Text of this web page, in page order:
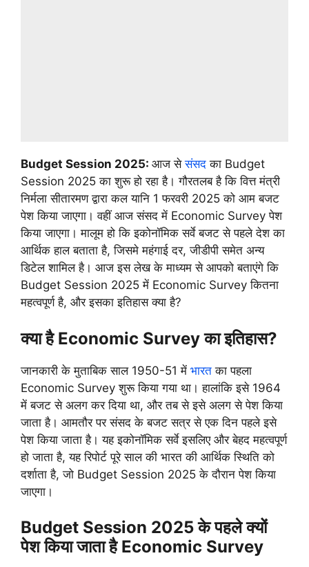
Budget Session 2025: आज सेसंसद का Budget
Session 2025 का शुरू हो रहा है। गौरतलब है कि वित्त मंत्री
निर्मला सीतारमण द्वारा कल यानि 1 फरवरी 2025 को आम बजट
पेश किया जाएगा। वहीं आज संसद में Economic Survey पेश
किया जाएगा। मालूम हो कि इकोनॉमिक सर्वे बजट से पहले देश का
आर्थिक हाल बताता है, जिसमे महंगाई दर, जीडीपी समेत अन्य
डिटेल शामिल है। आज इस लेख के माध्यम से आपको बताएंगे कि
Budget Session 2025 में Economic Survey कितना
महत्वपूर्ण है, और इसका इतिहास क्या है?
क्या है Economic Survey का इतिहास?
जानकारी के मुताबिक साल 1950-51 में भारतका पहला
Economic Survey शुरू किया गया था। हालांकि इसे 1964
में बजट से अलग कर दिया था, और तब से इसे अलग से पेश किया
जाता है। आमतौर पर संसद के बजट सत्र से एक दिन पहले इसे
पेश किया जाता है। यह इकोनॉमिक सर्वे इसलिए और बेहद महत्वपूर्ण
हो जाता है, यह रिपोर्ट पूरे साल की भारत की आर्थिक स्थिति को
दर्शाता है, जो Budget Session 2025 के दौरान पेश किया
जाएगा।
Budget Session 2025 के पहले क्यों
पेश किया जाता है Economic Survey